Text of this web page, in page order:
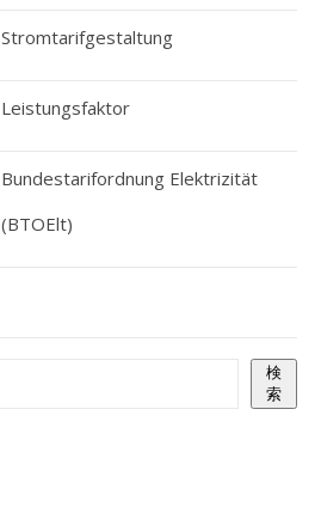
Stromtarifgestaltung
Leistungsfaktor
Bundestarifordnung Elektrizität
(BTOElt)
検
索